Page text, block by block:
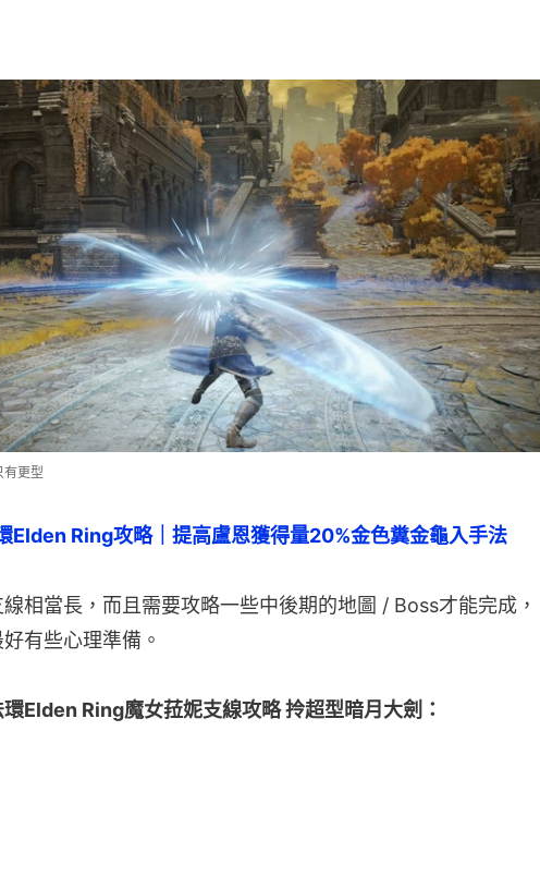
有更型
Elden Ring攻略｜提高盧恩獲得量20%金色糞金龜入手法
相當長，而且需要攻略一些中後期的地圖 / Boss才能完成，
有些心理準備。
Elden Ring魔女菈妮支線攻略 拎超型暗月大劍：